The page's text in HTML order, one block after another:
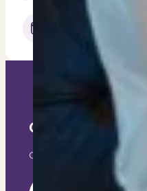
Partners
Maak gebruik van
Verenigingen
PUUR* is
Geef jouw huis
Our exclusive content